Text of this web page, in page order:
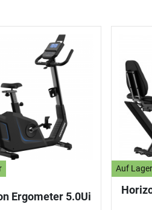
Ergometer 5.0Ui
Auf Lager